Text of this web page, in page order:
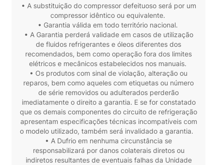
• A substituição do compressor defeituoso será por um
compressor idêntico ou equivalente.
• Garantia válida em todo território nacional.
• A Garantia perderá validade em casos de utilização
de fluidos refrigerantes e óleos diferentes dos
recomendados, bem como operação fora dos limites
elétricos e mecânicos estabelecidos nos manuais.
• Os produtos com sinal de violação, alteração ou
reparos, bem como aqueles com etiquetas ou número
de série removidos ou adulterados perderão
imediatamente o direito a garantia. E se for constatado
que os demais componentes do circuito de refrigeração
apresentam especificações técnicas incompatíveis com
o modelo utilizado, também será invalidado a garantia.
• A Dufrio em nenhuma circunstância se
responsabilizará por danos colaterais diretos ou
indiretos resultantes de eventuais falhas da Unidade